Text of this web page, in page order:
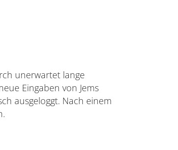
unerwartet lange
Eingaben von Jems
ausgeloggt. Nach einem